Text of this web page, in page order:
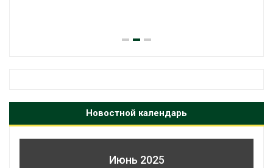
Новостной календарь
Июнь 2025